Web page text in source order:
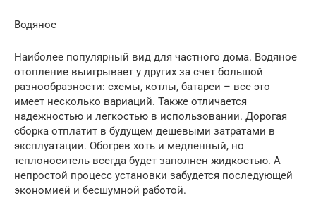
Водяное
Наиболее популярный вид для частного дома. Водяное
отопление выигрывает у других за счет большой
разнообразности: схемы, котлы, батареи – все это
имеет несколько вариаций. Также отличается
надежностью и легкостью в использовании. Дорогая
сборка отплатит в будущем дешевыми затратами в
эксплуатации. Обогрев хоть и медленный, но
теплоноситель всегда будет заполнен жидкостью. А
непростой процесс установки забудется последующей
экономией и бесшумной работой.